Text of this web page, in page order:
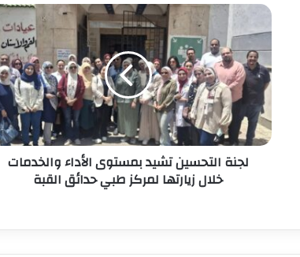
لجنة التحسين تشيد بمستوى الأداء والخدمات
خلال زيارتها لمركز طبي حدائق القبة